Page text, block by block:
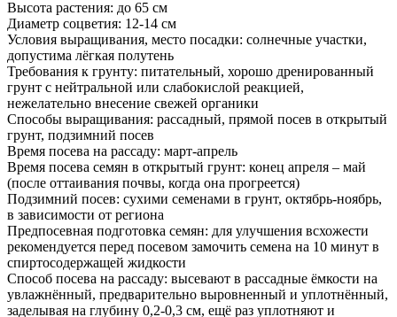
Высота растения: до 65 см
Диаметр соцветия: 12-14 см
Условия выращивания, место посадки: солнечные участки,
допустима лёгкая полутень
Требования к грунту: питательный, хорошо дренированный
грунт с нейтральной или слабокислой реакцией,
нежелательно внесение свежей органики
Способы выращивания: рассадный, прямой посев в открытый
грунт, подзимний посев
Время посева на рассаду: март-апрель
Время посева семян в открытый грунт: конец апреля – май
(после оттаивания почвы, когда она прогреется)
Подзимний посев: сухими семенами в грунт, октябрь-ноябрь,
в зависимости от региона
Предпосевная подготовка семян: для улучшения всхожести
рекомендуется перед посевом замочить семена на 10 минут в
спиртосодержащей жидкости
Способ посева на рассаду: высевают в рассадные ёмкости на
увлажнённый, предварительно выровненный и уплотнённый,
заделывая на глубину 0,2-0,3 см, ещё раз уплотняют и